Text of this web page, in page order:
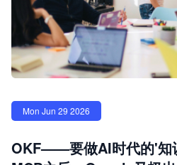
Mon Jun 29 2026
OKF——要做AI时代的'知